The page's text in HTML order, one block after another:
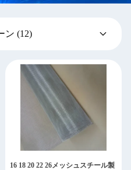
ン (12)
16 18 20 22 26メッシュスチール製